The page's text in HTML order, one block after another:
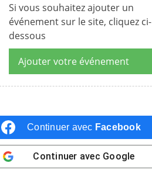
Si vous souhaitez ajouter un
événement sur le site, cliquez ci-
dessous
Ajouter votre événement
Continuer avec Facebook
Continuer avec Google